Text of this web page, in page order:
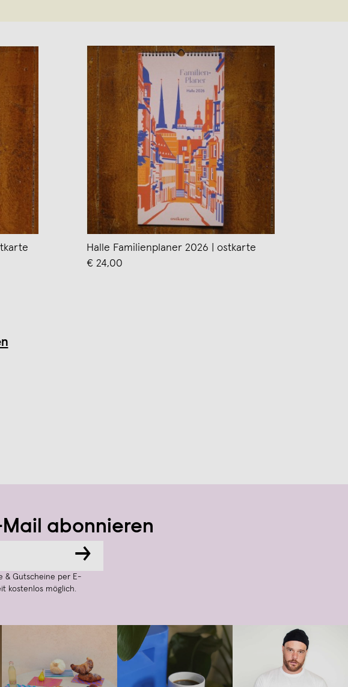
Halle Familienplaner 2026 | ostkarte
€ 24,00
abonnieren
→
& Gutscheine per E-
kostenlos möglich.